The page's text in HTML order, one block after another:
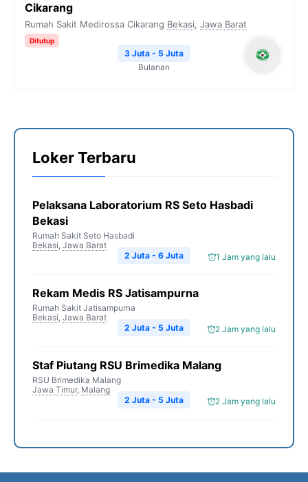
Cikarang
Rumah Sakit Medirossa Cikarang Bekasi, Jawa Barat
Ditutup
3 Juta - 5 Juta
Bulanan
Loker Terbaru
Pelaksana Laboratorium RS Seto Hasbadi
Bekasi
Rumah Sakit Seto Hasbadi
Bekasi, Jawa Barat
1 Jam yang lalu
2 Juta - 6 Juta
Rekam Medis RS Jatisampurna
Rumah Sakit Jatisampurna
Bekasi, Jawa Barat
2 Jam yang lalu
2 Juta - 5 Juta
Staf Piutang RSU Brimedika Malang
RSU Brimedika Malang
Jawa Timur, Malang
2 Jam yang lalu
2 Juta - 5 Juta